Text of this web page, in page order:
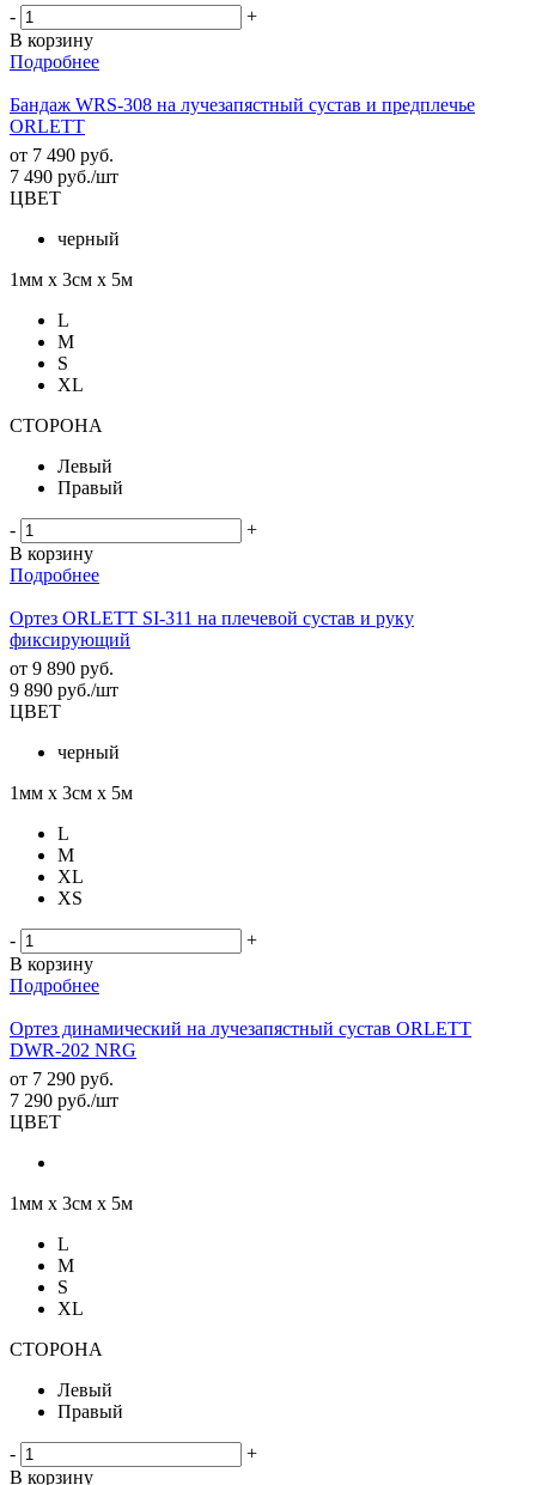
-
+
В корзину
Подробнее
Бандаж WRS-308 на лучезапястный сустав и предплечье
ORLETT
от 7 490 руб.
7 490 руб./шт
ЦВЕТ
черный
1мм х 3см х 5м
L
M
S
XL
СТОРОНА
Левый
Правый
-
+
В корзину
Подробнее
Ортез ORLETT SI-311 на плечевой сустав и руку
фиксирующий
от 9 890 руб.
9 890 руб./шт
ЦВЕТ
черный
1мм х 3см х 5м
L
M
XL
XS
-
+
В корзину
Подробнее
Ортез динамический на лучезапястный сустав ORLETT
DWR-202 NRG
от 7 290 руб.
7 290 руб./шт
ЦВЕТ
1мм х 3см х 5м
L
M
S
XL
СТОРОНА
Левый
Правый
-
+
В корзину